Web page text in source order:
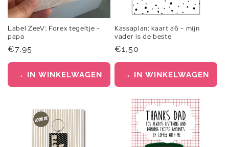
Label ZeeV: Forex tegeltje -
papa
Normale
prijs
€7,95
→ IN WINKELWAGEN
Kassaplan: kaart a6 - mijn
vader is de beste
Normale
prijs
€1,50
→ IN WINKELWAGEN